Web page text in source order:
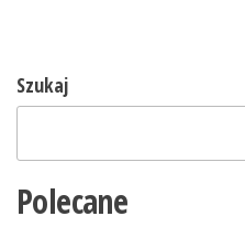
Szukaj
Polecane